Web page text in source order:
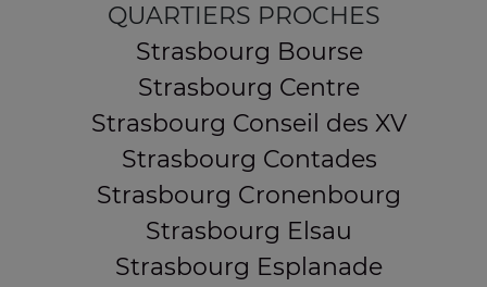
QUARTIERS PROCHES
Strasbourg Bourse
Strasbourg Centre
Strasbourg Conseil des XV
Strasbourg Contades
Strasbourg Cronenbourg
Strasbourg Elsau
Strasbourg Esplanade